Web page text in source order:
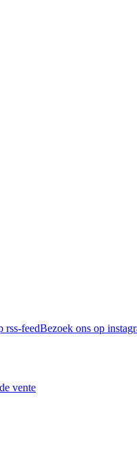
rss-feedBezoek ons op
vente